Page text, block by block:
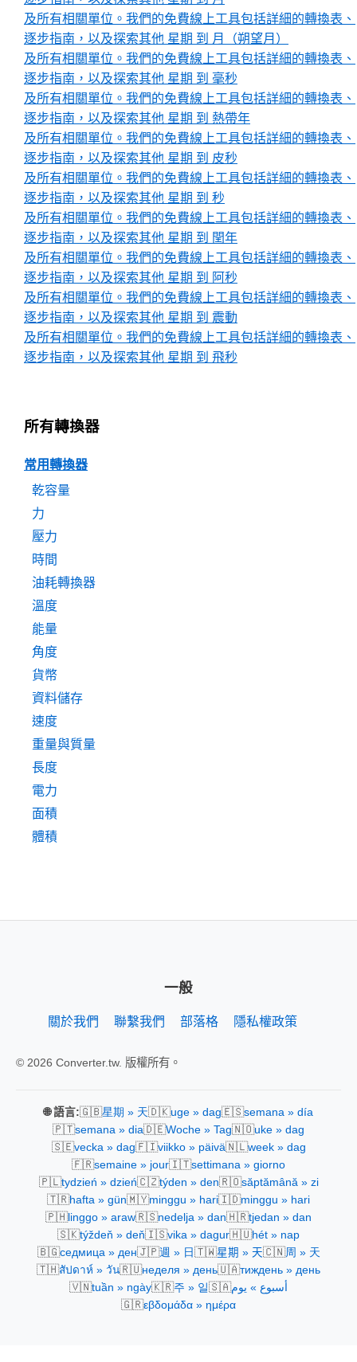
及所有相關單位。我們的免費線上工具包括詳細的轉換表、
逐步指南，以及探索其他 星期 到 月（朔望月）
及所有相關單位。我們的免費線上工具包括詳細的轉換表、
逐步指南，以及探索其他 星期 到 毫秒
及所有相關單位。我們的免費線上工具包括詳細的轉換表、
逐步指南，以及探索其他 星期 到 熱帶年
及所有相關單位。我們的免費線上工具包括詳細的轉換表、
逐步指南，以及探索其他 星期 到 皮秒
及所有相關單位。我們的免費線上工具包括詳細的轉換表、
逐步指南，以及探索其他 星期 到 秒
及所有相關單位。我們的免費線上工具包括詳細的轉換表、
逐步指南，以及探索其他 星期 到 閏年
及所有相關單位。我們的免費線上工具包括詳細的轉換表、
逐步指南，以及探索其他 星期 到 阿秒
及所有相關單位。我們的免費線上工具包括詳細的轉換表、
逐步指南，以及探索其他 星期 到 震動
及所有相關單位。我們的免費線上工具包括詳細的轉換表、
逐步指南，以及探索其他 星期 到 飛秒
所有轉換器
常用轉換器
乾容量
力
壓力
時間
油耗轉換器
溫度
能量
角度
貨幣
資料儲存
速度
重量與質量
長度
電力
面積
體積
一般
關於我們 聯繫我們 部落格 隱私權政策
© 2026 Converter.tw. 版權所有。
🌐 語言:🇬🇧星期 » 天🇩🇰uge » dag🇪🇸semana » día
🇵🇹semana » dia🇩🇪Woche » Tag🇳🇴uke » dag
🇸🇪vecka » dag🇫🇮viikko » päivä🇳🇱week » dag
🇫🇷semaine » jour🇮🇹settimana » giorno
🇵🇱tydzień » dzień🇨🇿týden » den🇷🇴săptămână » zi
🇹🇷hafta » gün🇲🇾minggu » hari🇮🇩minggu » hari
🇵🇭linggo » araw🇷🇸nedelja » dan🇭🇷tjedan » dan
🇸🇰týždeň » deň🇮🇸vika » dagur🇭🇺hét » nap
🇧🇬седмица » ден🇯🇵週 » 日 🇹🇼星期 » 天🇨🇳周 » 天
🇹🇭สัปดาห์ » วัน🇷🇺неделя » день🇺🇦тиждень » день
🇻🇳tuần » ngày🇰🇷주 » 일🇸🇦أسبوع » يوم
🇬🇷εβδομάδα » ημέρα